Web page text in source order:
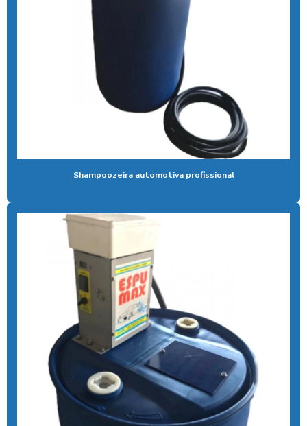
Coagulante orgânico tanino
Contador de banhos
Controlador de banho
Controlador de banho digital
Controlador de banho com moedas
Controlador de chuveiro
Controlador de chuveiro com pix
Controlador de ducha para quiosque
Controlador de tempo de banho
Controlador de tempo chuveiro
Desengraxante alcalino biodegradavel
Detergente para lavar caminhões
Ducha automatica para carros
Ducha automotiva
Shampoozeira automotiva profissional